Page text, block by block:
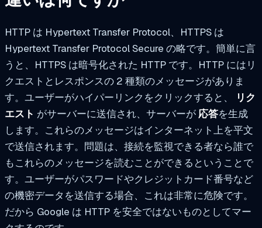
HTTP は Hypertext Transfer Protocol、HTTPS は
Hypertext Transfer Protocol Secure の略です。簡単に言
うと、HTTPS は暗号化された HTTP です。HTTP にはリ
クエストとレスポンスの 2 種類のメッセージがありま
す。ユーザーがハイパーリンクをクリックすると、
リク
エスト がサーバーに送信され、サーバーが 応答を生成
します。これらのメッセージはインターネット上を平文
で送信されます。問題は、接続を監視できる者なら誰で
もこれらのメッセージを読むことができるということで
す。ユーザーがパスワードやクレジットカード番号など
の機密データを送信する場合、これは非常に危険です。
だから Google は HTTP を安全ではないものとしてマー